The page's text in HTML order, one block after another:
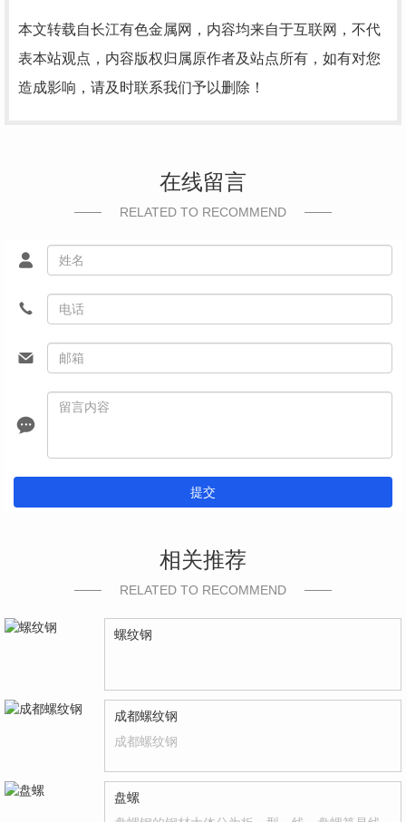
本文转载自长江有色金属网，内容均来自于互联网，不代
表本站观点，内容版权归属原作者及站点所有，如有对您
造成影响，请及时联系我们予以删除！
在线留言
RELATED TO RECOMMEND
提交
相关推荐
RELATED TO RECOMMEND
螺纹钢
成都螺纹钢
成都螺纹钢
盘螺